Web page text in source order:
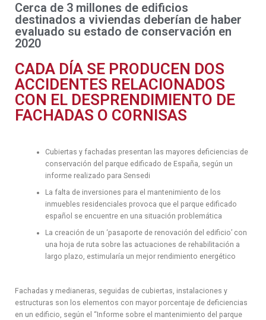
Cerca de 3 millones de edificios
destinados a viviendas deberían de haber
evaluado su estado de conservación en
2020
CADA DÍA SE PRODUCEN DOS
ACCIDENTES RELACIONADOS
CON EL DESPRENDIMIENTO DE
FACHADAS O CORNISAS
Cubiertas y fachadas presentan las mayores deficiencias de
conservación del parque edificado de España, según un
informe realizado para Sensedi
La falta de inversiones para el mantenimiento de los
inmuebles residenciales provoca que el parque edificado
español se encuentre en una situación problemática
La creación de un ‘pasaporte de renovación del edificio’ con
una hoja de ruta sobre las actuaciones de rehabilitación a
largo plazo, estimularía un mejor rendimiento energético
Fachadas y medianeras, seguidas de cubiertas, instalaciones y
estructuras son los elementos con mayor porcentaje de deficiencias
en un edificio, según el “Informe sobre el mantenimiento del parque